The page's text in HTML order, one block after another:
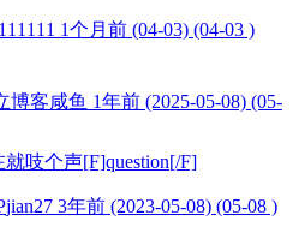
1个月前 (04-03) (04-03 )
咸鱼 1年前 (2025-05-08) (05-
就吱个声[F]question[/F]
jian27 3年前 (2023-05-08) (05-08 )